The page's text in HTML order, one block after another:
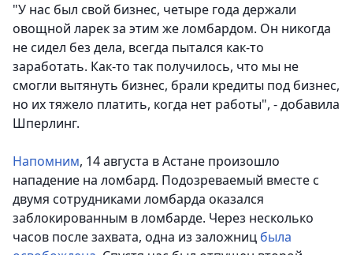
"У нас был свой бизнес, четыре года держали
овощной ларек за этим же ломбардом. Он никогда
не сидел без дела, всегда пытался как-то
заработать. Как-то так получилось, что мы не
смогли вытянуть бизнес, брали кредиты под бизнес,
но их тяжело платить, когда нет работы", - добавила
Шперлинг.
Напомним, 14 августа в Астане произошло
нападение на ломбард. Подозреваемый вместе с
двумя сотрудниками ломбарда оказался
заблокированным в ломбарде. Через несколько
часов после захвата, одна из заложниц была